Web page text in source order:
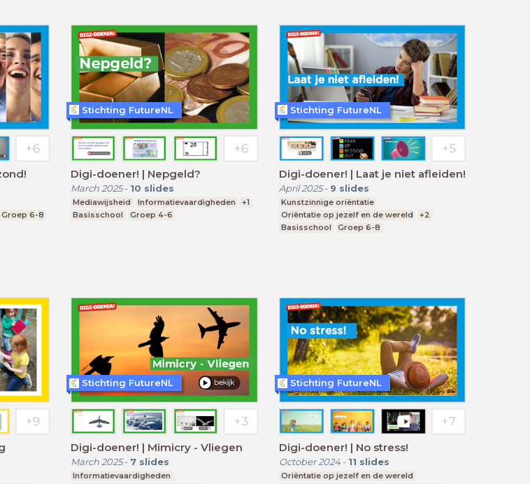
Groep 6-8
Digi-doener! | Nepgeld?
March 2025- 10 slides
Mediawijsheid Informatievaardigheden
+1
Basisschool
Groep 4-6
Stichting FutureNL
Digi-doener! | Laat je niet afleiden!
April 2025- 9 slides
Kunstzinnige oriëntatie
Oriëntatie op jezelf en de wereld
+2
Basisschool
Groep 6-8
Stichting FutureNL
Digi-doener! | Mimicry - Vliegen
March 2025- 7 slides
Informatievaardigheden
Stichting FutureNL
Digi-doener! | No stress!
October 2024- 11 slides
Oriëntatie op jezelf en de wereld
Stichting FutureNL